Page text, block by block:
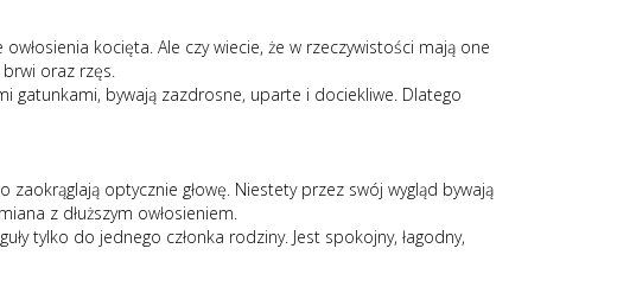
kocięta. Ale czy wiecie, że w rzeczywistości mają one
oraz rzęs.
gatunkami, bywają zazdrosne, uparte i dociekliwe. Dlatego
optycznie głowę. Niestety przez swój wygląd bywają
z dłuższym owłosieniem.
tylko do jednego członka rodziny. Jest spokojny, łagodny,